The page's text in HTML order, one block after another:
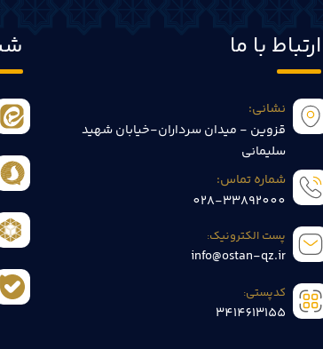
ارتباط با ما
نشانی:
قزوین - میدان سرداران-خیابان شهید
سلیمانی
شماره تماس:
028-33892000
پست الکترونیک:
info@ostan-qz.ir
کدپستی:
3414613155